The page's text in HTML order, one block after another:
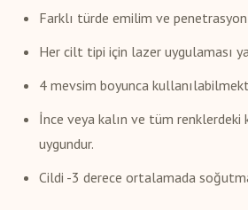
Farklı türde emilim ve
Her cilt tipi için lazer uygulaması
4 mevsim boyunca
İnce veya kalın ve tüm renklerdeki
uygundur.
Cildi -3 derece ortalamada